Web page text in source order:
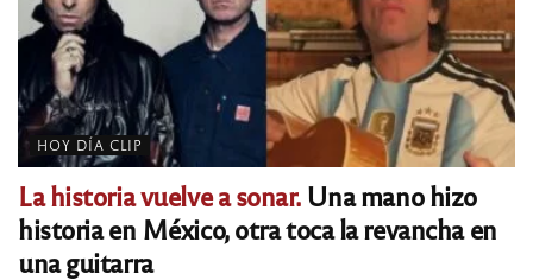
HOY DÍA CLIP
La historia vuelve a sonar.Una mano hizo
historia en México, otra toca la revancha en
una guitarra